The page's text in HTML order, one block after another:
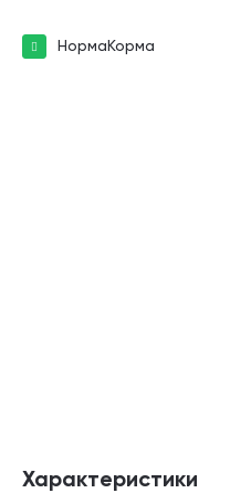
НормаКорма
Характеристики